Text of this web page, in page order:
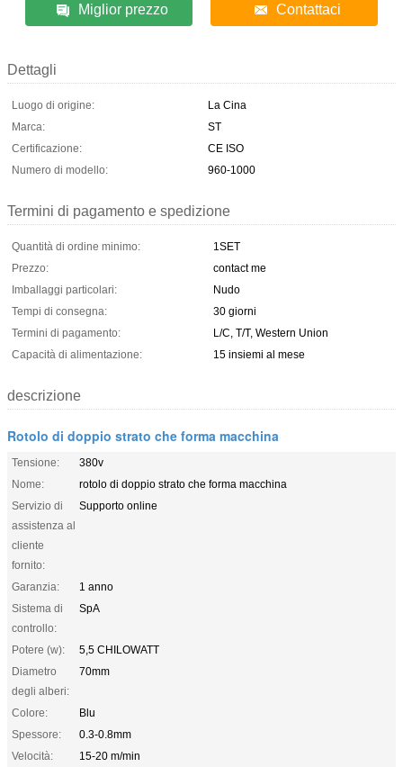
Miglior prezzo Contattaci
Dettagli
Luogo di origine:
La Cina
Marca:
ST
Certificazione:
CE ISO
Numero di modello:
960-1000
Termini di pagamento e spedizione
Quantità di ordine minimo:
1SET
Prezzo:
contact me
Imballaggi particolari:
Nudo
Tempi di consegna:
30 giorni
Termini di pagamento:
L/C, T/T, Western Union
Capacità di alimentazione:
15 insiemi al mese
descrizione
Rotolo di doppio strato che forma macchina
Tensione:
380v
Nome:
rotolo di doppio strato che forma macchina
Servizio di
assistenza al
cliente
fornito:
Supporto online
Garanzia:
1 anno
Sistema di
controllo:
SpA
Potere (w):
5,5 CHILOWATT
Diametro
degli alberi:
70mm
Colore:
Blu
Spessore:
0.3-0.8mm
Velocità:
15-20 m/min